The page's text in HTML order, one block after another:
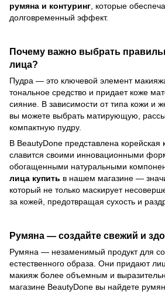
румяна и контуринг , которые
долговременный эффект.
Почему важно выбрать
лица?
Пудра — это ключевой элемент
тональное средство и придает коже
сияние. В зависимости от типа кожи и
вы можете выбрать матирующую,
компактную пудру.
В BeautyDone представлена корейская
славится своими инновационными
обогащенными натуральными
лица купить в нашем магазине —
который не только маскирует
за кожей, предотвращая сухость и
Румяна — создайте свежий и
Румяна — незаменимый продукт для
естественного образа. Они придают
макияж более объемным и
магазине BeautyDone вы найдете